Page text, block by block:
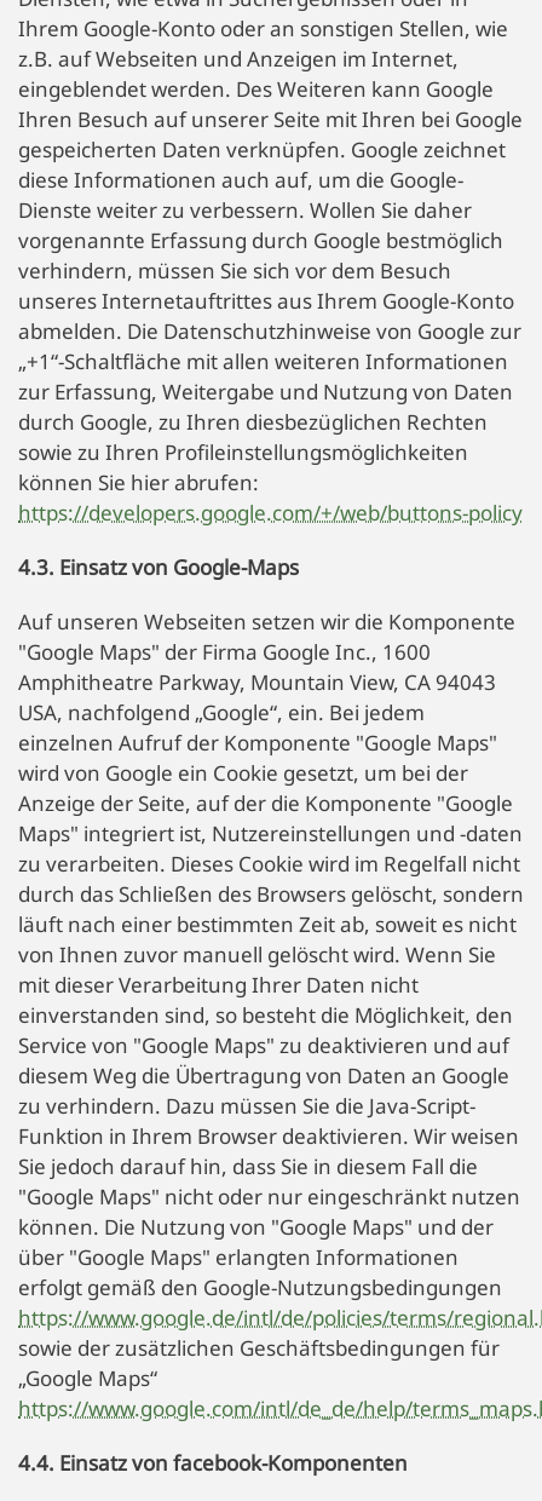
Ihrem Google-Konto oder an sonstigen Stellen, wie
z.B. auf Webseiten und Anzeigen im Internet,
eingeblendet werden. Des Weiteren kann Google
Ihren Besuch auf unserer Seite mit Ihren bei Google
gespeicherten Daten verknüpfen. Google zeichnet
diese Informationen auch auf, um die Google-
Dienste weiter zu verbessern. Wollen Sie daher
vorgenannte Erfassung durch Google bestmöglich
verhindern, müssen Sie sich vor dem Besuch
unseres Internetauftrittes aus Ihrem Google-Konto
abmelden. Die Datenschutzhinweise von Google zur
„+1“-Schaltfläche mit allen weiteren Informationen
zur Erfassung, Weitergabe und Nutzung von Daten
durch Google, zu Ihren diesbezüglichen Rechten
sowie zu Ihren Profileinstellungsmöglichkeiten
können Sie hier abrufen:
https://developers.google.com/+/web/buttons-policy
4.3. Einsatz von Google-Maps
Auf unseren Webseiten setzen wir die Komponente
"Google Maps" der Firma Google Inc., 1600
Amphitheatre Parkway, Mountain View, CA 94043
USA, nachfolgend „Google“, ein. Bei jedem
einzelnen Aufruf der Komponente "Google Maps"
wird von Google ein Cookie gesetzt, um bei der
Anzeige der Seite, auf der die Komponente "Google
Maps" integriert ist, Nutzereinstellungen und -daten
zu verarbeiten. Dieses Cookie wird im Regelfall nicht
durch das Schließen des Browsers gelöscht, sondern
läuft nach einer bestimmten Zeit ab, soweit es nicht
von Ihnen zuvor manuell gelöscht wird. Wenn Sie
mit dieser Verarbeitung Ihrer Daten nicht
einverstanden sind, so besteht die Möglichkeit, den
Service von "Google Maps" zu deaktivieren und auf
diesem Weg die Übertragung von Daten an Google
zu verhindern. Dazu müssen Sie die Java-Script-
Funktion in Ihrem Browser deaktivieren. Wir weisen
Sie jedoch darauf hin, dass Sie in diesem Fall die
"Google Maps" nicht oder nur eingeschränkt nutzen
können. Die Nutzung von "Google Maps" und der
über "Google Maps" erlangten Informationen
erfolgt gemäß den Google-Nutzungsbedingungen
https://www.google.de/intl/de/policies/terms/
sowie der zusätzlichen Geschäftsbedingungen für
„Google Maps“
https://www.google.com/intl/de_de/help/
4.4. Einsatz von facebook-Komponenten